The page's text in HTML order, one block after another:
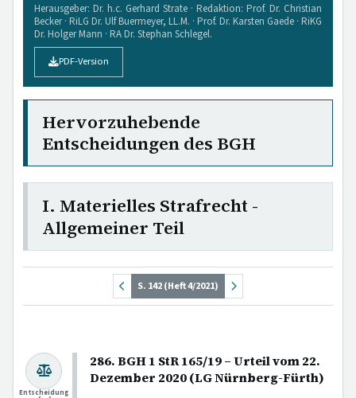
Herausgeber: Dr. h.c. Gerhard Strate · Redaktion: Prof. Dr. Christian
Becker · RiLG Dr. Ulf Buermeyer, LL.M. · Prof. Dr. Karsten Gaede · RiKG
Dr. Holger Mann · RA Dr. Stephan Schlegel.
PDF-Version
Hervorzuhebende
Entscheidungen des BGH
I. Materielles Strafrecht -
Allgemeiner Teil
S. 142 (Heft 4/2021)
286. BGH 1 StR 165/19 – Urteil vom 22.
Dezember 2020 (LG Nürnberg-Fürth)
Entscheidung